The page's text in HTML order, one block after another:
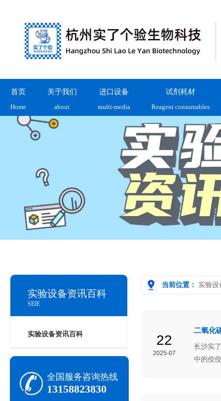
首页
Home
关于我们
about
进口设备
multi-media
试剂耗材
Reagent consumables
当前位置： 实验设
22
2025-07
二氧化
长沙实
中的佼
实验设备资讯百科
SEIE
实验设备资讯百科
全国服务咨询热线
13158823830